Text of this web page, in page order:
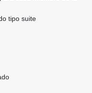
tipo suite